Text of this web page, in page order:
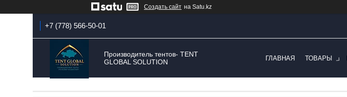
Создать сайт на Satu.kz
+7 (778) 566-50-01
Производитель тентов- TENT
GLOBAL SOLUTION
ГЛАВНАЯ ТОВАРЫ